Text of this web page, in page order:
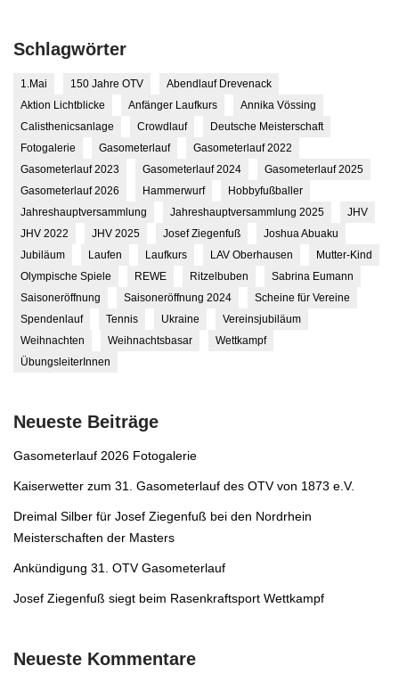
Schlagwörter
1.Mai 150 Jahre OTV
Abendlauf Drevenack
Aktion Lichtblicke
Anfänger Laufkurs
Annika Vössing
Calisthenicsanlage
Crowdlauf
Deutsche Meisterschaft
Fotogalerie
Gasometerlauf
Gasometerlauf 2022
Gasometerlauf 2023
Gasometerlauf 2024
Gasometerlauf 2025
Gasometerlauf 2026
Hammerwurf
Hobbyfußballer
Jahreshauptversammlung
Jahreshauptversammlung 2025
JHV
JHV 2022
JHV 2025 Josef Ziegenfuß
Joshua Abuaku
Jubiläum
Laufen Laufkurs LAV Oberhausen
Mutter-Kind
Olympische Spiele
REWE Ritzelbuben
Sabrina Eumann
Saisoneröffnung
Saisoneröffnung 2024
Scheine für Vereine
Spendenlauf
Tennis Ukraine
Vereinsjubiläum
Weihnachten
Weihnachtsbasar
Wettkampf
ÜbungsleiterInnen
Neueste Beiträge
Gasometerlauf 2026 Fotogalerie
Kaiserwetter zum 31. Gasometerlauf des OTV von 1873 e.V.
Dreimal Silber für Josef Ziegenfuß bei den Nordrhein
Meisterschaften der Masters
Ankündigung 31. OTV Gasometerlauf
Josef Ziegenfuß siegt beim Rasenkraftsport Wettkampf
Neueste Kommentare